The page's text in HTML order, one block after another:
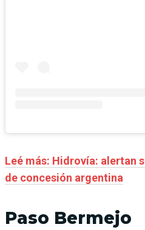
Leé más: Hidrovía: alertan
de concesión argentina
Paso Bermejo